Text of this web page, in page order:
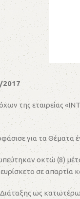
2017
της εταιρείας
για τα
οκτώ (8)
σε
ως